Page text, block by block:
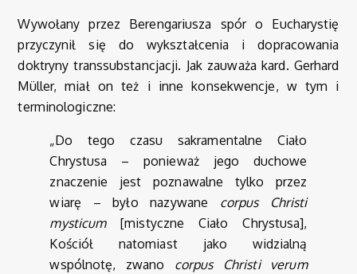
Wywołany przez Berengariusza spór o Eucharystię
przyczynił się do wykształcenia i dopracowania
doktryny transsubstancjacji. Jak zauważa kard. Gerhard
Müller, miał on też i inne konsekwencje, w tym i
terminologiczne:
„Do tego czasu sakramentalne Ciało
Chrystusa – ponieważ jego duchowe
znaczenie jest poznawalne tylko przez
wiarę – było nazywane corpus Christi
mysticum[mistyczne Ciało Chrystusa],
Kościół natomiast jako widzialną
wspólnotę, zwano corpus Christi verum